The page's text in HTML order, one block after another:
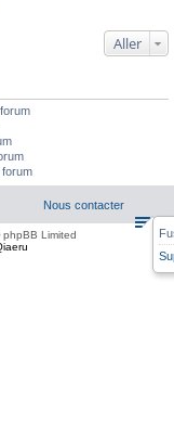
Aller
Nous contacter
Limited